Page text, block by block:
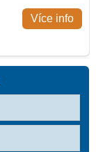
Více info